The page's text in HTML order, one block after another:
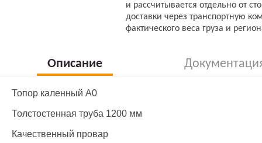
и рассчитывается отдельно от
доставки через транспортную
фактического веса груза и
Описание
Топор каленный А0
Толстостенная труба 1200 мм
Качественный провар